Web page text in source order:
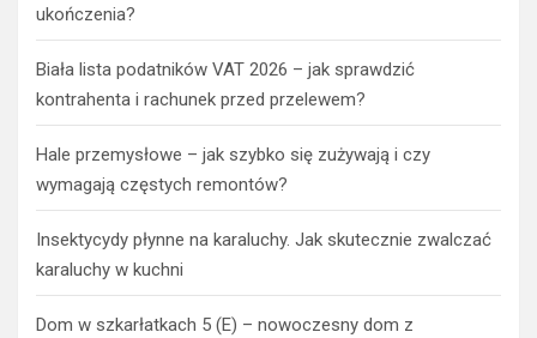
ukończenia?
Biała lista podatników VAT 2026 – jak sprawdzić
kontrahenta i rachunek przed przelewem?
Hale przemysłowe – jak szybko się zużywają i czy
wymagają częstych remontów?
Insektycydy płynne na karaluchy. Jak skutecznie zwalczać
karaluchy w kuchni
Dom w szkarłatkach 5 (E) – nowoczesny dom z